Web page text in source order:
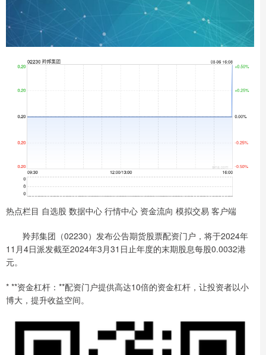
热点栏目 自选股 数据中心 行情中心 资金流向 模拟交易 客户端
羚邦集团（02230）发布公告期货股票配资门户，将于2024年
11月4日派发截至2024年3月31日止年度的末期股息每股0.0032港
元。
* **资金杠杆：**配资门户提供高达10倍的资金杠杆，让投资者以小
博大，提升收益空间。